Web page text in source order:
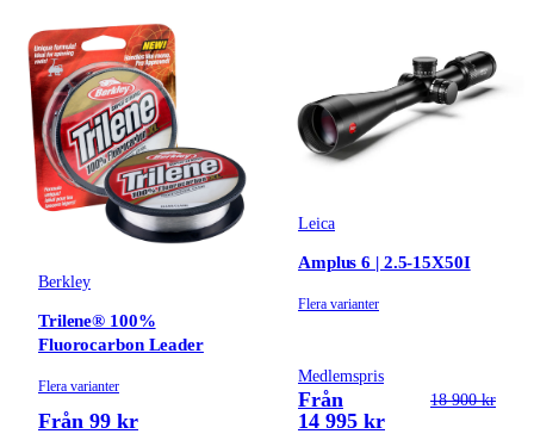
Berkley
Trilene® 100%
Fluorocarbon Leader
Flera varianter
Från 99 kr
Leica
Amplus 6 | 2.5-15X50I
Flera varianter
Medlemspris
Från
14 995 kr
18 900 kr